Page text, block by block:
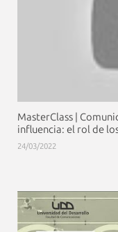
MasterClass |
influencia: el rol de
24/03/2022